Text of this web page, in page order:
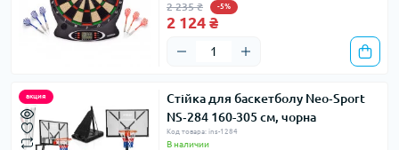
2 235 ₴ -5%
2 124 ₴
акция
Стійка для баскетболу Neo‑Sport
NS‑284 160-305 см, чорна
Код товара: ins-1284
В наличии